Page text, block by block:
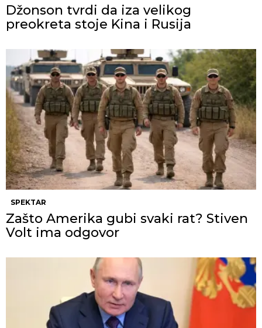
Džonson tvrdi da iza velikog
preokreta stoje Kina i Rusija
SPEKTAR
Zašto Amerika gubi svaki rat? Stiven
Volt ima odgovor